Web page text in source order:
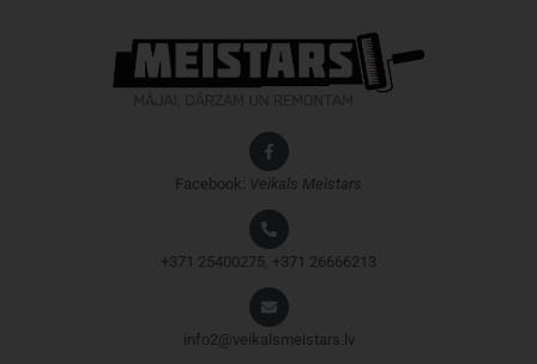
Facebook: Veikals Meistars
+371 25400275, +371 26666213
info2@veikalsmeistars.lv